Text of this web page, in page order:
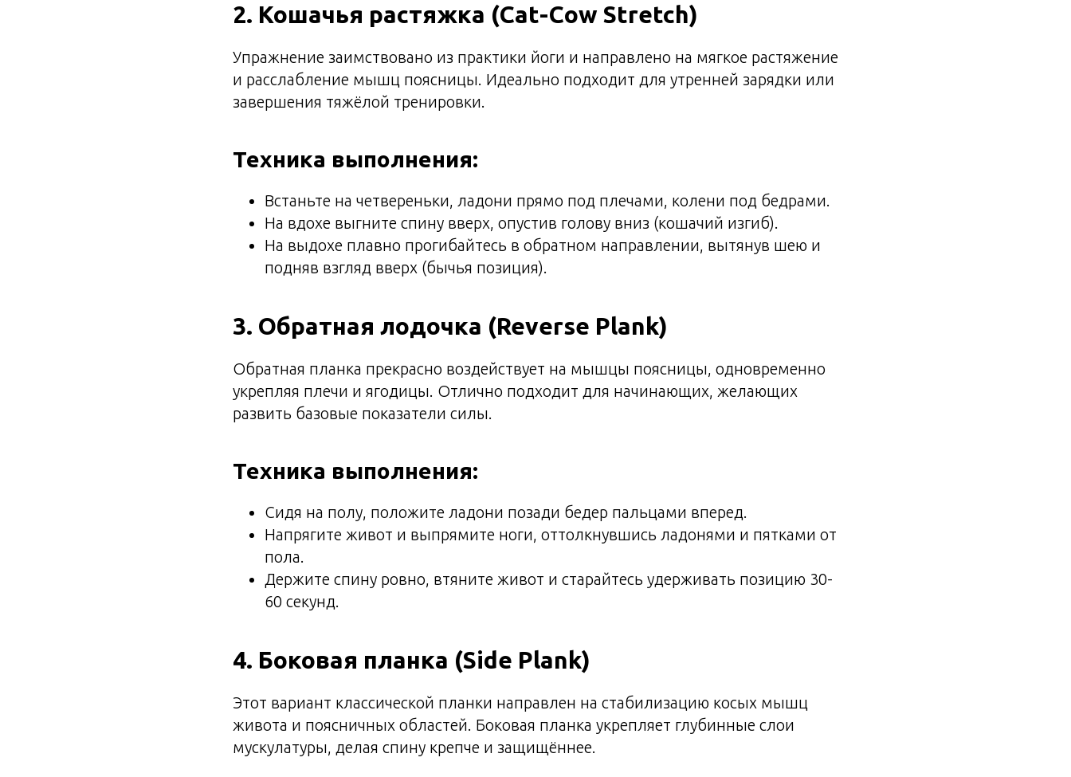
2. Кошачья растяжка (Cat-Cow Stretch)
Упражнение заимствовано из практики йоги и направлено на мягкое растяжение
и расслабление мышц поясницы. Идеально подходит для утренней зарядки или
завершения тяжёлой тренировки.
Техника выполнения:
Встаньте на четвереньки, ладони прямо под плечами, колени под бедрами.
На вдохе выгните спину вверх, опустив голову вниз (кошачий изгиб).
На выдохе плавно прогибайтесь в обратном направлении, вытянув шею и
подняв взгляд вверх (бычья позиция).
3. Обратная лодочка (Reverse Plank)
Обратная планка прекрасно воздействует на мышцы поясницы, одновременно
укрепляя плечи и ягодицы. Отлично подходит для начинающих, желающих
развить базовые показатели силы.
Техника выполнения:
Сидя на полу, положите ладони позади бедер пальцами вперед.
Напрягите живот и выпрямите ноги, оттолкнувшись ладонями и пятками от
пола.
Держите спину ровно, втяните живот и старайтесь удерживать позицию 30-
60 секунд.
4. Боковая планка (Side Plank)
Этот вариант классической планки направлен на стабилизацию косых мышц
живота и поясничных областей. Боковая планка укрепляет глубинные слои
мускулатуры, делая спину крепче и защищённее.